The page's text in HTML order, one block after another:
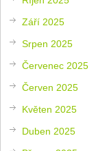
Září 2025
Srpen 2025
Červenec 2025
Červen 2025
Květen 2025
Duben 2025